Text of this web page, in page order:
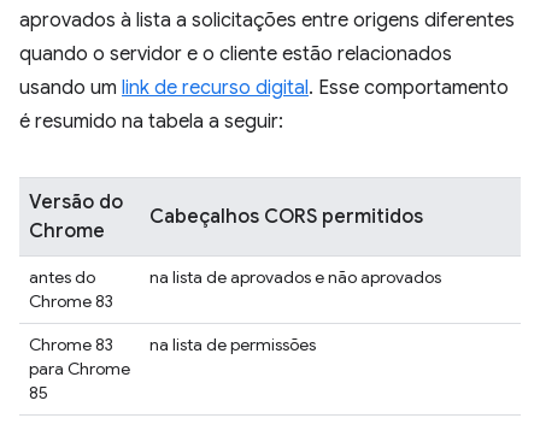
aprovados à lista a solicitações entre origens diferentes
quando o servidor e o cliente estão relacionados
usando um link de recurso digital. Esse comportamento
é resumido na tabela a seguir:
Versão do
Chrome
Cabeçalhos CORS permitidos
antes do
Chrome 83
na lista de aprovados e não aprovados
Chrome 83
para Chrome
85
na lista de permissões